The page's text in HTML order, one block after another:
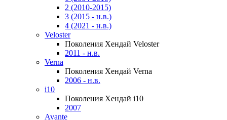
2 (2010-2015)
3 (2015 - н.в.)
4 (2021 - н.в.)
Veloster
Поколения Хендай Veloster
2011 - н.в.
Verna
Поколения Хендай Verna
2006 - н.в.
i10
Поколения Хендай i10
2007
Avante